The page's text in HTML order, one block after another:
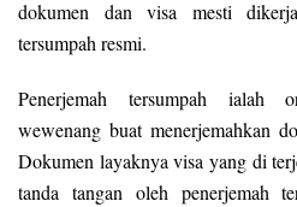
dokumen dan visa mesti
tersumpah resmi.
Penerjemah tersumpah ialah
wewenang buat menerjemahkan
Dokumen layaknya visa yang di
tanda tangan oleh penerjemah